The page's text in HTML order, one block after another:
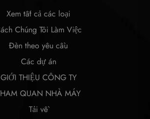
Xem tất cả các loại
Chúng Tôi Làm Việc
Đèn theo yêu cầu
Các dự án
GIỚI THIỆU CÔNG TY
QUAN NHÀ MÁY
Tải về